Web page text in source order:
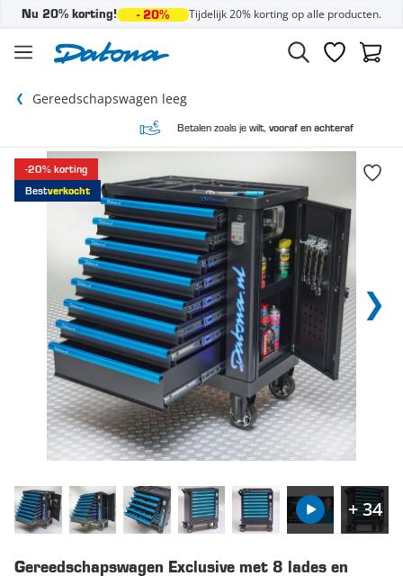
Nu 20% korting! - 20% Tijdelijk 20% korting op alle producten.
Verlanglijst
Gereedschapswagen leeg
Betalen zoals je wilt,vooraf en achteraf
-20% korting
Bestverkocht
+ 34
Gereedschapswagen Exclusive met 8 lades en